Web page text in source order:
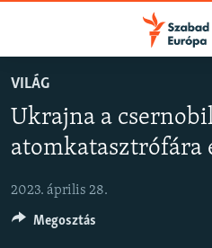
Akadálymentes
Ugrás
oldalra
Ugrás
AKTUÁLIS
PODCASTOK
VIDEÓK
ELEMZŐ
VILÁG
Ukrajna a
atomkatasztrófára
2023. április 28.
Megosztás